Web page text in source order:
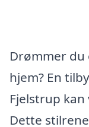
Drømmer du
hjem? En
Fjelstrup
Dette